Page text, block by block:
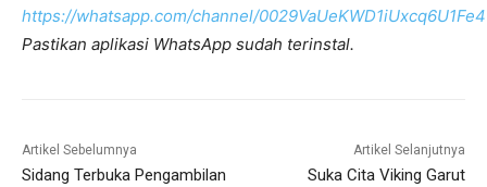
https://whatsapp.com/channel/
Pastikan aplikasi WhatsApp sudah terinstal.
Artikel Sebelumnya
Sidang Terbuka Pengambilan
Artikel Selanjutnya
Suka Cita Viking Garut